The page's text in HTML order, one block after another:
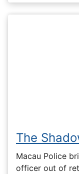
The
Macau Police
officer out of